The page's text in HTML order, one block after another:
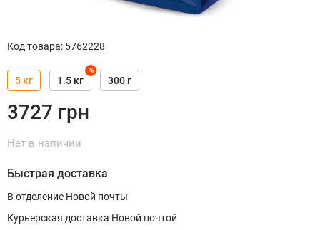
Код товара: 5762228
5 кг 1.5 кг
%
300 г
3727 грн
Нет в наличии
Быстрая доставка
В отделение Новой почты
Курьерская доставка Новой почтой